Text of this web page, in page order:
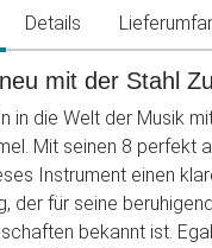
Details
mit der Stahl
in die Welt der Musik
Mit seinen 8 perfekt
Instrument einen
der für seine
bekannt ist.